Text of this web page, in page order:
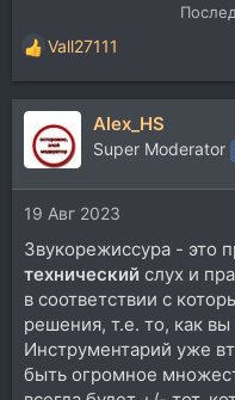
Потом человек
маленький пультик-
И..............
Прислал в форум
С текстом вроде -
:cray:
Оказалось, что
через "пульт" МАЦКИ.
нормальный тракт,
ВЫПЕРЛА, да такая,
глухой услышит!"
Это к вопросу о
Р
е
а
ц
и
и
:
Vall27111
Alex_HS
Super Moderator
19 Авг 2023
Звукорежиссура - это
технический слух и
в соответствии с
решения, т.е. то, как
Инструментарий уже
быть огромное